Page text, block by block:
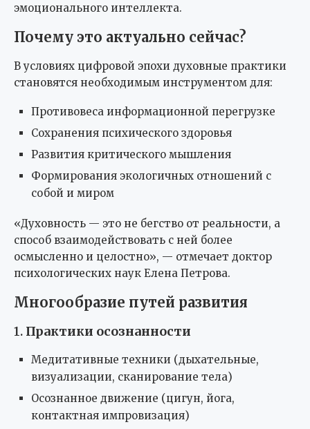
эмоционального интеллекта.
Почему это актуально сейчас?
В условиях цифровой эпохи духовные практики
становятся необходимым инструментом для:
Противовеса информационной перегрузке
Сохранения психического здоровья
Развития критического мышления
Формирования экологичных отношений с
собой и миром
«Духовность — это не бегство от реальности, а
способ взаимодействовать с ней более
осмысленно и целостно», — отмечает доктор
психологических наук Елена Петрова.
Многообразие путей развития
1. Практики осознанности
Медитативные техники (дыхательные,
визуализации, сканирование тела)
Осознанное движение (цигун, йога,
контактная импровизация)